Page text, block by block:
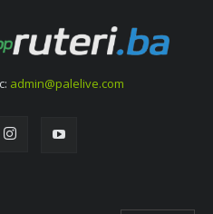
admin@palelive.com